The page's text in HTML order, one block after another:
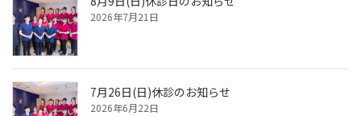
2026年7月21日
7月26日(日)休診のお知らせ
2026年6月22日